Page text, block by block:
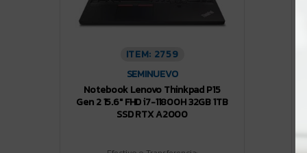
ITEM: 2759
SEMINUEVO
Notebook Lenovo Thinkpad P15
Gen 2 15.6″ FHD i7-11800H 32GB 1TB
SSD RTX A2000